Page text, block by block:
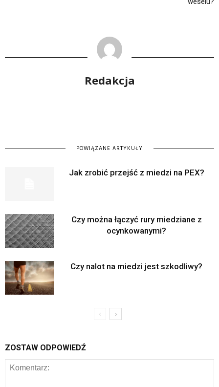
Redakcja
POWIĄZANE ARTYKUŁY
Jak zrobić przejść z miedzi na PEX?
Czy można łączyć rury miedziane z
ocynkowanymi?
Czy nalot na miedzi jest szkodliwy?
ZOSTAW ODPOWIEDŹ